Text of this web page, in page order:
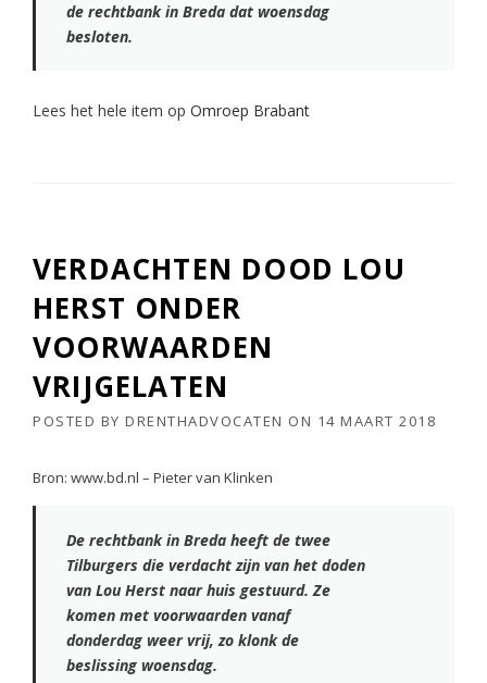
de rechtbank in Breda dat woensdag
besloten.
Lees het hele item op Omroep Brabant
VERDACHTEN DOOD LOU
HERST ONDER
VOORWAARDEN
VRIJGELATEN
POSTED BY DRENTHADVOCATEN ON 14 MAART 2018
Bron: www.bd.nl – Pieter van Klinken
De rechtbank in Breda heeft de twee
Tilburgers die verdacht zijn van het doden
van Lou Herst naar huis gestuurd. Ze
komen met voorwaarden vanaf
donderdag weer vrij, zo klonk de
beslissing woensdag.